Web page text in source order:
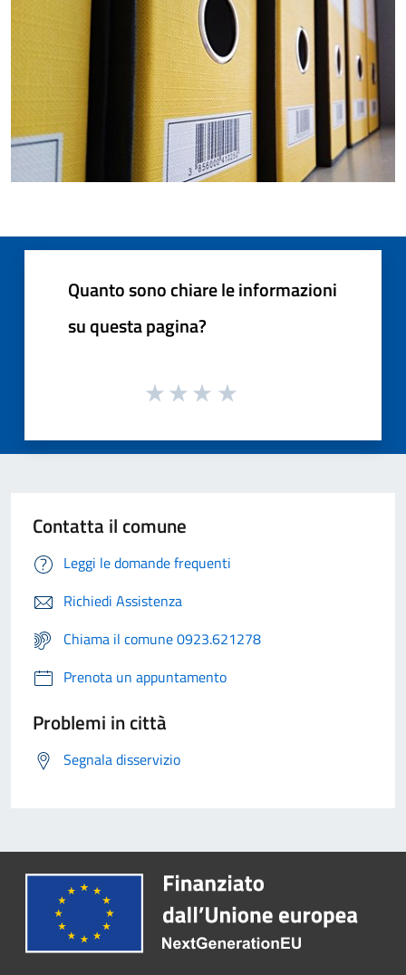
Quanto sono chiare le informazioni
su questa pagina?
Contatta il comune
Leggi le domande frequenti
Richiedi Assistenza
Chiama il comune 0923.621278
Prenota un appuntamento
Problemi in città
Segnala disservizio